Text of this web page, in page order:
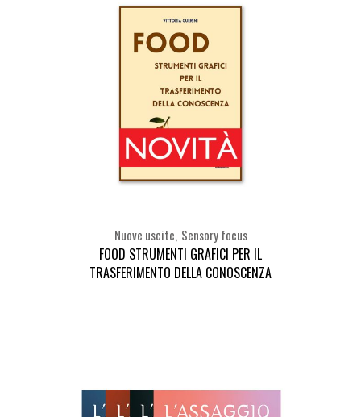
Nuove uscite Sensory focus
FOOD STRUMENTI GRAFICI PER IL
TRASFERIMENTO DELLA CONOSCENZA